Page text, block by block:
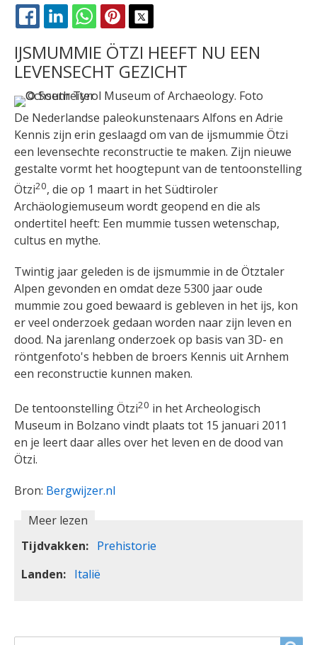
FACEBOOK
LINKEDINWHATSAPPPINTEREST
IJSMUMMIE ÖTZI HEEFT NU EEN
LEVENSECHT GEZICHT
De Nederlandse paleokunstenaars Alfons en Adrie
Kennis zijn erin geslaagd om van de ijsmummie Ötzi
een levensechte reconstructie te maken. Zijn nieuwe
gestalte vormt het hoogtepunt van de tentoonstelling
Ötzi20, die op 1 maart in het Südtiroler
Archäologiemuseum wordt geopend en die als
ondertitel heeft: Een mummie tussen wetenschap,
cultus en mythe.
Twintig jaar geleden is de ijsmummie in de Ötztaler
Alpen gevonden en omdat deze 5300 jaar oude
mummie zou goed bewaard is gebleven in het ijs, kon
er veel onderzoek gedaan worden naar zijn leven en
dood. Na jarenlang onderzoek op basis van 3D- en
röntgenfoto's hebben de broers Kennis uit Arnhem
een reconstructie kunnen maken.
De tentoonstelling Ötzi20 in het Archeologisch
Museum in Bolzano vindt plaats tot 15 januari 2011
en je leert daar alles over het leven en de dood van
Ötzi.
Bron: Bergwijzer.nl
Meer lezen
Tijdvakken
Prehistorie
Landen
Italië